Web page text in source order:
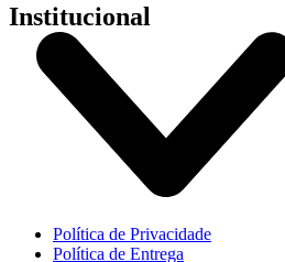
Institucional
Política de Privacidade
Política de Entrega